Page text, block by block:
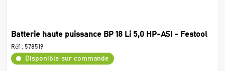
Batterie haute puissance BP 18 Li 5,0 HP-ASI - Festool
Réf : 578519
Disponible sur commande